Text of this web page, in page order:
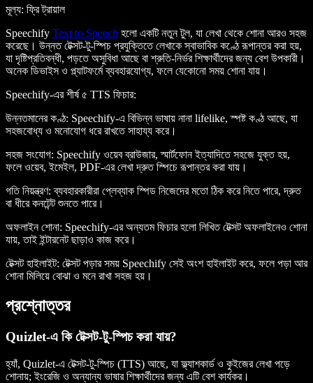
মূল্য: ফ্রি ট্রায়াল
Speechify Text to Speech হলো একটি নতুন টুল, যা লেখা থেকে শোনা আরও সহজ
করেছে। উন্নত টেক্সট-টু-স্পিচ প্রযুক্তিতে লেখাকে স্বাভাবিক কণ্ঠে রূপান্তর করা হয়,
যা দৃষ্টিপ্রতিবন্ধী, পড়তে অসুবিধা আছে বা শ্রুতি-নির্ভর শিক্ষার্থীদের জন্য বেশ উপকারী।
অনেক ডিভাইস ও প্ল্যাটফর্মে ব্যবহারযোগ্য, ফলে যেকোনো সময় শোনা যায়।
Speechify-এর শীর্ষ ৫ TTS ফিচার:
উন্নতমানের কণ্ঠ: Speechify-এ বিভিন্ন ভাষায় নানা lifelike, স্পষ্ট কণ্ঠ আছে, যা
সহজবোধ্য ও মনোযোগ ধরে রাখতে সাহায্য করে।
সহজ সংযোগ: Speechify ওয়েব ব্রাউজার, স্মার্টফোন ইত্যাদিতে সহজে যুক্ত হয়,
ফলে ওয়েব, ইমেইল, PDF-এর লেখা দ্রুত স্পিচে রূপান্তর করা যায়।
গতি নিয়ন্ত্রণ: ব্যবহারকারীরা প্লেব্যাক স্পিড নিজেদের মতো ঠিক করে নিতে পারে, দ্রুত
বা ধীরে কনটেন্ট শুনতে পারে।
অফলাইন শোনা: Speechify-এর অন্যতম ফিচার হলো লিখিত টেক্সট অফলাইনেও শোনা
যায়, তাই ইন্টারনেট ছাড়াও কাজ করে।
টেক্সট হাইলাইট: টেক্সট পড়ার সময় Speechify সেই অংশ হাইলাইট করে, ফলে পড়া আর
শোনা মিলিয়ে বোঝা ও মনে রাখা সহজ হয়।
প্রশ্নোত্তর
Quizlet-এ কি টেক্সট-টু-স্পিচ করা যায়?
হ্যাঁ, Quizlet-এ টেক্সট-টু-স্পিচ (TTS) আছে, যা ফ্ল্যাশকার্ড ও কুইজের লেখা পড়ে
শোনায়; ইংরেজি ও অন্যান্য ভাষার শিক্ষার্থীদের জন্য এটি বেশ কার্যকর।